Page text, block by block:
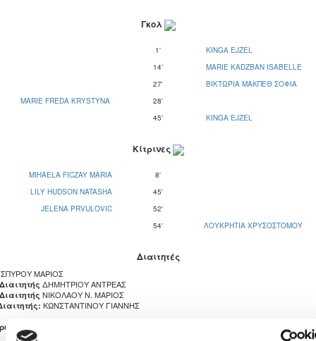
Γκολ
1'
KINGA EJZEL
14'
MARIE KADZBAN ISABELLE
27'
ΒΙΚΤΩΡΙΑ ΜΑΚΠΕΘ ΣΟΦΙΑ
MARIE FREDA KRYSTYNA
28'
45'
KINGA EJZEL
Κίτρινες
MIHAELA FICZAY MARIA
8'
LILY HUDSON NATASHA
45'
JELENA PRVULOVIC
52'
54'
ΛΟΥΚΡΗΤΙΑ ΧΡΥΣΟΣΤΟΜΟΥ
Διαιτητές
ΜΑΡΙΟΣ
ΔΗΜΗΤΡΙΟΥ ΑΝΤΡΕΑΣ
ΝΙΚΟΛΑΟΥ Ν. ΜΑΡΙΟΣ
ΚΩΝΣΤΑΝΤΙΝΟΥ ΓΙΑΝΝΗΣ